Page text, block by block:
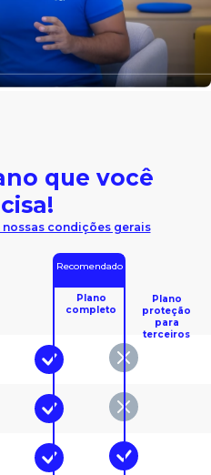
que você
nossas condições gerais
Recomendado
Plano
completo
Plano
proteção
para
terceiros